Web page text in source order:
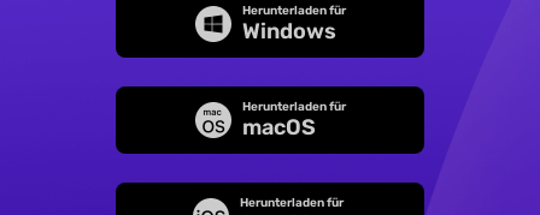
Herunterladen für
Windows
Herunterladen für
macOS
Herunterladen für